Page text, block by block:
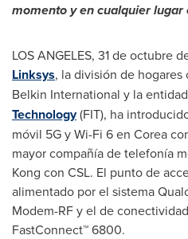
momento y en cualquier
LOS ANGELES, 31 de octubre
Linksys, la división de
Belkin International y la entidad
Technology(FIT), ha
móvil 5G y Wi-Fi 6 en Corea
mayor compañía de telefonía
Kong con CSL. El punto de
alimentado por el sistema
Modem-RF y el de
FastConnect™ 6800.